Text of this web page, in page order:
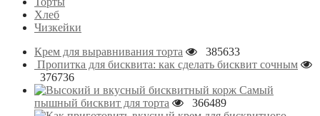
Хлеб
Чизкейки
Крем для выравнивания торта
385633
Пропитка для бисквита: как сделать бисквит сочным
376736
Самый
пышный бисквит для торта
366489